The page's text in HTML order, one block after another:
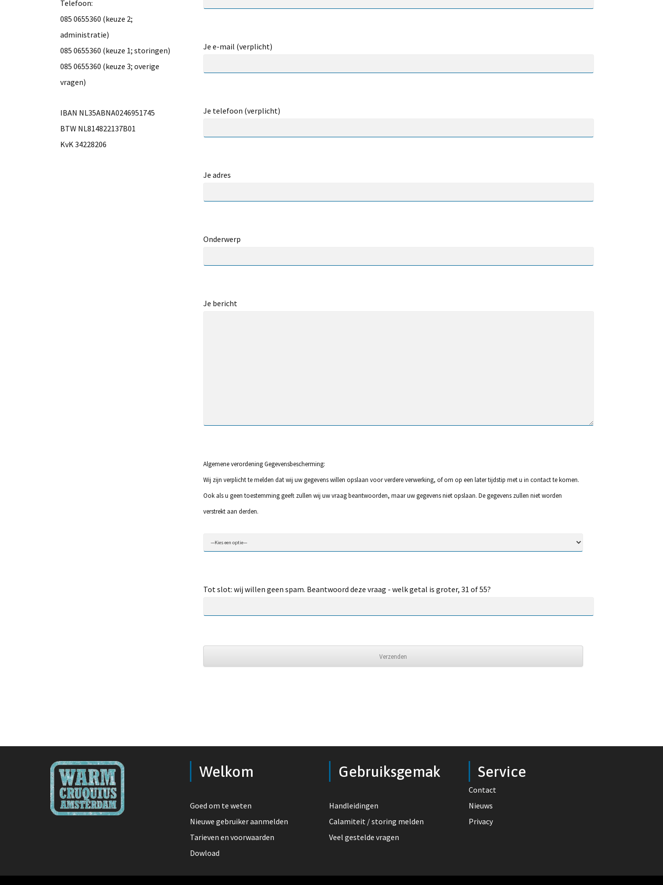
Telefoon:
085 0655360 (keuze 2;
administratie)
085 0655360 (keuze 1; storingen)
085 0655360 (keuze 3; overige
vragen)
IBAN NL35ABNA0246951745
BTW NL814822137B01
KvK 34228206
Je e-mail (verplicht)
Je telefoon (verplicht)
Je adres
Onderwerp
Je bericht
Algemene verordening Gegevensbescherming:
Wij zijn verplicht te melden dat wij uw gegevens willen opslaan voor verdere verwerking, of om op een later tijdstip met u in contact te komen.
Ook als u geen toestemming geeft zullen wij uw vraag beantwoorden, maar uw gegevens niet opslaan. De gegevens zullen niet worden
verstrekt aan derden.
Tot slot: wij willen geen spam. Beantwoord deze vraag - welk getal is groter, 31 of 55?
Welkom
Goed om te weten
Nieuwe gebruiker aanmelden
Tarieven en voorwaarden
Dowload
Gebruiksgemak
Handleidingen
Calamiteit / storing melden
Veel gestelde vragen
Service
Contact
Nieuws
Privacy